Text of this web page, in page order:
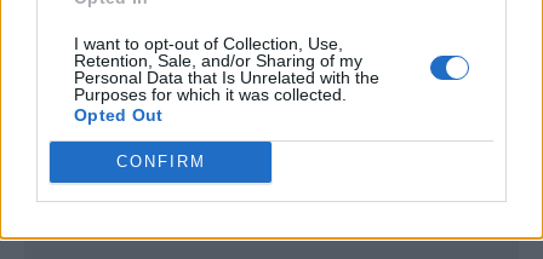
I want to opt-out of Collection, Use,
Retention, Sale, and/or Sharing of my
Personal Data that Is Unrelated with the
Purposes for which it was collected.
Opted Out
CONFIRM